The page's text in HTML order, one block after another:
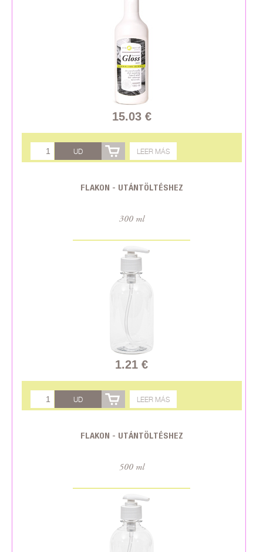
15.03 €
UD LEER MÁS
FLAKON - UTÁNTÖLTÉSHEZ
300 ml
1.21 €
UD LEER MÁS
FLAKON - UTÁNTÖLTÉSHEZ
500 ml